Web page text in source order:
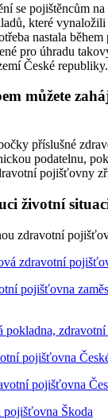
se pojištěncům
které
nastala
pro úhradu
České republiky.
můžete
příslušné
podatelnu,
pojišťovny
životní
zdravotní
zdravotní
pojišťovna
pokladna,
pojišťovna
pojišťovna
pojišťovna Škoda